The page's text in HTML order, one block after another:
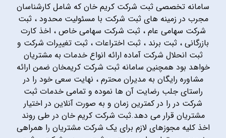
سامانه تخصصی ثبت شرکت کریم خان که شامل کارشناسان
مجرب در زمینه های ثبت شرکت با مسئولیت محدود ، ثبت
شرکت سهامی عام ، ثبت شرکت سهامی خاص ، اخذ کارت
بازرگانی ، ثبت برند ، ثبت اختراعات ، ثبت تغییرات شرکت و
ثبت انحلال شرکت آماده ارائه انواع خدمات به مشتریان
خواهد بود همچنین سامانه ثبت شرکت کریمخان ضمن ارائه
مشاوره رایگان به مدیران محترم ، نهایت سعی خود را در
راستای جلب رضایت آن ها نموده و تمامی خدمات ثبت
شرکت در را در کمترین زمان و به صورت آنلاین در اختیار
مشتریان قرار می دهد.ثبت شرکت کریم خان در طی روند
اخذ کلیه مجوزهای لازم برای یک شرکت مشتریان را همراهی